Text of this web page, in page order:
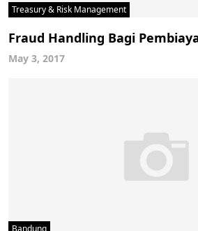
Treasury & Risk Management
Fraud Handling Bagi
May 3, 2017
Bandung